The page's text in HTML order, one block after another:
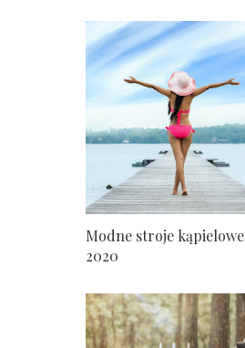
Modne stroje kąpielowe
2020